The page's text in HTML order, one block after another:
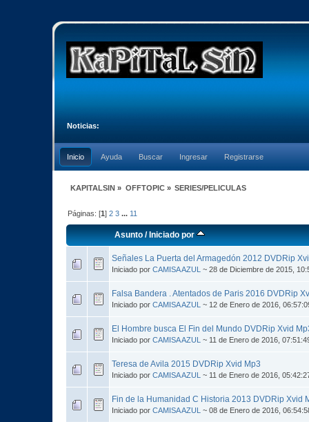
Noticias:
Inicio Ayuda Buscar Ingresar Registrarse
KAPITALSIN » OFFTOPIC» SERIES/PELICULAS
Páginas: [1]2 3 ... 11
Asunto/Iniciado por
Señales La Puerta del Armagedón 2012 DVDRip
Iniciado por CAMISA AZUL ~ 28 de Diciembre de 2015,
Falsa Bandera . Atentados de Paris 2016 DVDRip
Iniciado por CAMISA AZUL ~ 12 de Enero de 2016,
El Hombre busca El Fin del Mundo DVDRip Xvid
Iniciado por CAMISA AZUL ~ 11 de Enero de 2016,
Teresa de Avila 2015 DVDRip Xvid Mp3
Iniciado por CAMISA AZUL ~ 11 de Enero de 2016,
Fin de la Humanidad C Historia 2013 DVDRip Xvid
Iniciado por CAMISA AZUL ~ 08 de Enero de 2016,